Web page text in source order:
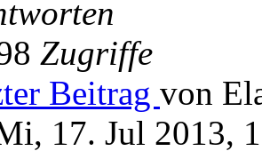
Zugriffe
Beitrag von
17. Jul 2013,